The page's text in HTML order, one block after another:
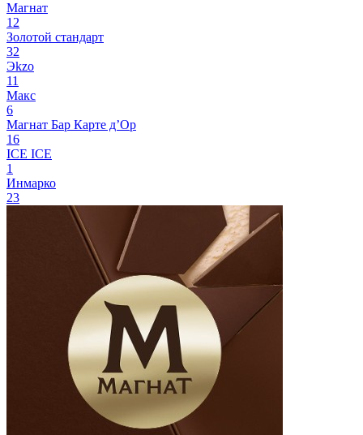
Магнат
12
Золотой стандарт
32
Эkzо
11
Макс
6
Магнат Бар Карте д’Ор
16
ICE ICE
1
Инмарко
23